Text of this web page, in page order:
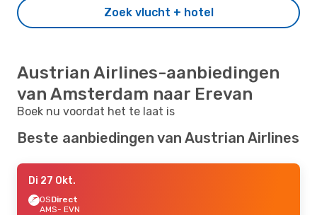
Zoek vlucht + hotel
Austrian Airlines-aanbiedingen
van Amsterdam naar Erevan
Boek nu voordat het te laat is
Beste aanbiedingen van Austrian Airlines
Di 27 Okt.
OSDirect
AMS- EVN